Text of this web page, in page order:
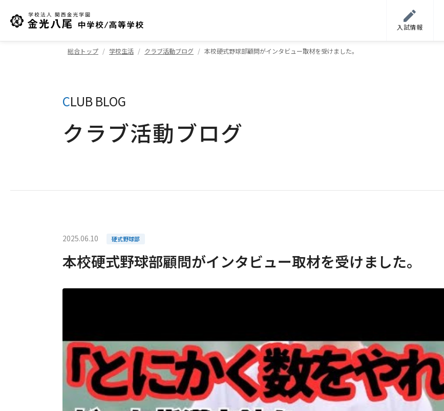
入試情報
総合トップ 学校生活 クラブ活動ブログ 本校硬式野球部顧問がインタビュー取材を受けました。
CLUB BLOG
クラブ活動ブログ
2025.06.10 硬式野球部
本校硬式野球部顧問がインタビュー取材を受けました。